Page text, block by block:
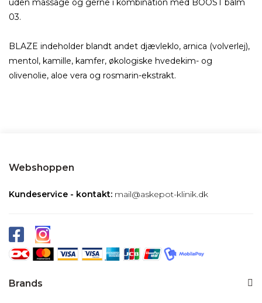
uden massage og gerne i kombination med BOOST balm
03.
BLAZE indeholder blandt andet djævleklo, arnica (volverlej),
mentol, kamille, kamfer, økologiske hvedekim- og
olivenolie, aloe vera og rosmarin-ekstrakt.
Webshoppen
Kundeservice - kontakt: mail@askepot-klinik.dk
Brands